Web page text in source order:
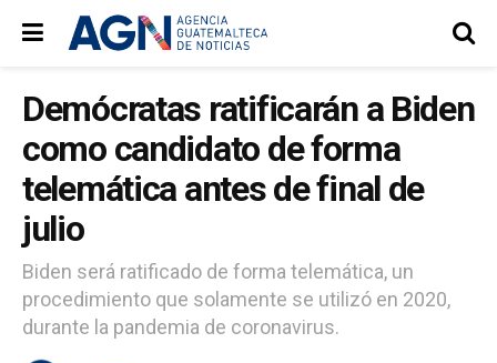
Demócratas ratificarán a Biden
como candidato de forma
telemática antes de final de
julio
Biden será ratificado de forma telemática, un
procedimiento que solamente se utilizó en 2020,
durante la pandemia de coronavirus.